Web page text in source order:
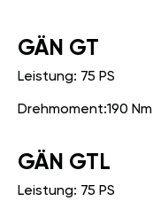
GÄN GT
Leistung: 75 PS
Drehmoment:190 Nm
GÄN GTL
Leistung: 75 PS